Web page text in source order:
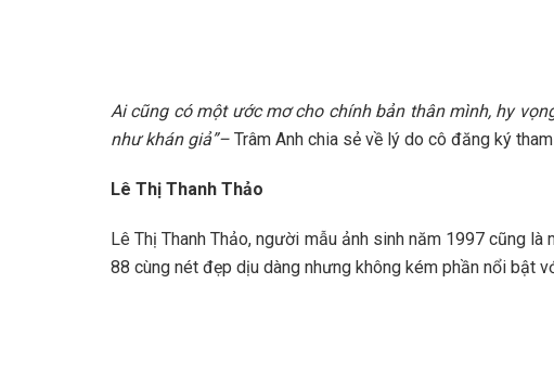
Ai cũng có một ước mơ cho chính bản thân mình, hy
như khán giả”– Trâm Anh chia sẻ về lý do cô đăng ký
Lê Thị Thanh Thảo
Lê Thị Thanh Thảo, người mẫu ảnh sinh năm 1997 cũng là
88 cùng nét đẹp dịu dàng nhưng không kém phần nổi bật